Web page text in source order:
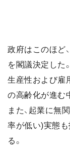
政府はこのほど
を閣議決定した
生産性および雇
の高齢化が進む
また、起業に無
率が低い)実態も
る。